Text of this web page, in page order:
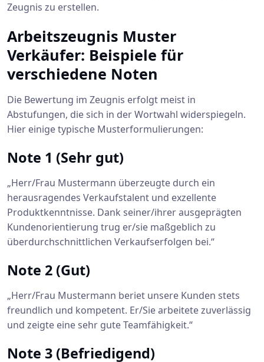
Zeugnis zu erstellen.
Arbeitszeugnis Muster
Verkäufer: Beispiele für
verschiedene Noten
Die Bewertung im Zeugnis erfolgt meist in
Abstufungen, die sich in der Wortwahl widerspiegeln.
Hier einige typische Musterformulierungen:
Note 1 (Sehr gut)
„Herr/Frau Mustermann überzeugte durch ein
herausragendes Verkaufstalent und exzellente
Produktkenntnisse. Dank seiner/ihrer ausgeprägten
Kundenorientierung trug er/sie maßgeblich zu
überdurchschnittlichen Verkaufserfolgen bei.“
Note 2 (Gut)
„Herr/Frau Mustermann beriet unsere Kunden stets
freundlich und kompetent. Er/Sie arbeitete zuverlässig
und zeigte eine sehr gute Teamfähigkeit.“
Note 3 (Befriedigend)